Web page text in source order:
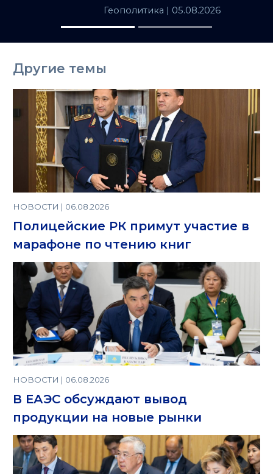
Геополитика | 05.08.2026
Другие темы
НОВОСТИ | 06.08.2026
Полицейские РК примут участие в
марафоне по чтению книг
НОВОСТИ | 06.08.2026
В ЕАЭС обсуждают вывод
продукции на новые рынки